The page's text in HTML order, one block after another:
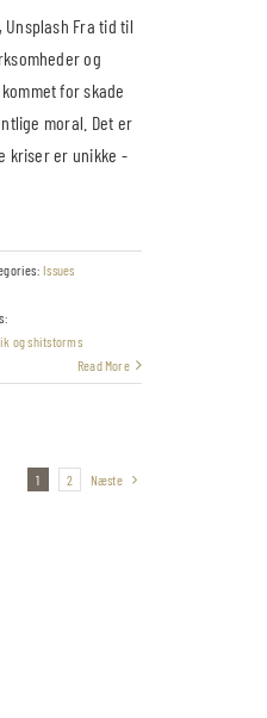
Unsplash Fra tid til
og
for skade
moral. Det er
kriser er unikke -
Issues
og shitstorms
Read More
1 2 Næste